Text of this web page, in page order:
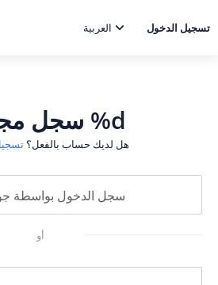
العربية تسجيل الدخول
سجل مجانا لـ %d
هل لديك حساب بالفعل؟
سجل الدخول بواسطة
أو